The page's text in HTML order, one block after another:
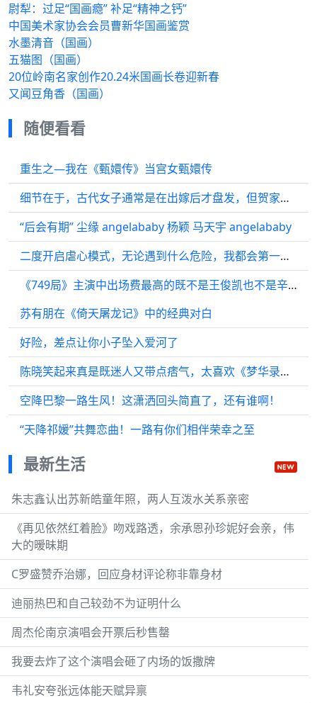
尉犁：过足“国画瘾” 补足“精神之钙”
中国美术家协会会员曹新华国画鉴赏
水墨清音（国画）
五猫图（国画）
20位岭南名家创作20.24米国画长卷迎新春
又闻豆角香（国画）
随便看看
重生之—我在《甄嬛传》当宫女甄嬛传
细节在于，古代女子通常是在出嫁后才盘发，但贺家虽然看不起女子经商…
“后会有期” 尘缘 angelababy 杨颖 马天宇 angelababy
二度开启虐心模式，无论遇到什么危险，我都会第一时间守护在你身边
《749局》主演中出场费最高的既不是王俊凯也不是辛柏青，而是因跑男大火的他
苏有朋在《倚天屠龙记》中的经典对白
好险，差点让你小子坠入爱河了
陈晓笑起来真是既迷人又带点痞气，太喜欢《梦华录》了梦华录
空降巴黎一路生风！这潇洒回头简直了，还有谁啊！
“天降祁媛”共舞恋曲！一路有你们相伴荣幸之至
最新生活
朱志鑫认出苏新皓童年照，两人互泼水关系亲密
《再见依然红着脸》吻戏路透，余承恩孙珍妮好会亲，伟
大的暧昧期
C罗盛赞乔治娜，回应身材评论称非靠身材
迪丽热巴和自己较劲不为证明什么
周杰伦南京演唱会开票后秒售罄
我要去炸了这个演唱会砸了内场的饭撒牌
韦礼安夸张远体能天赋异禀